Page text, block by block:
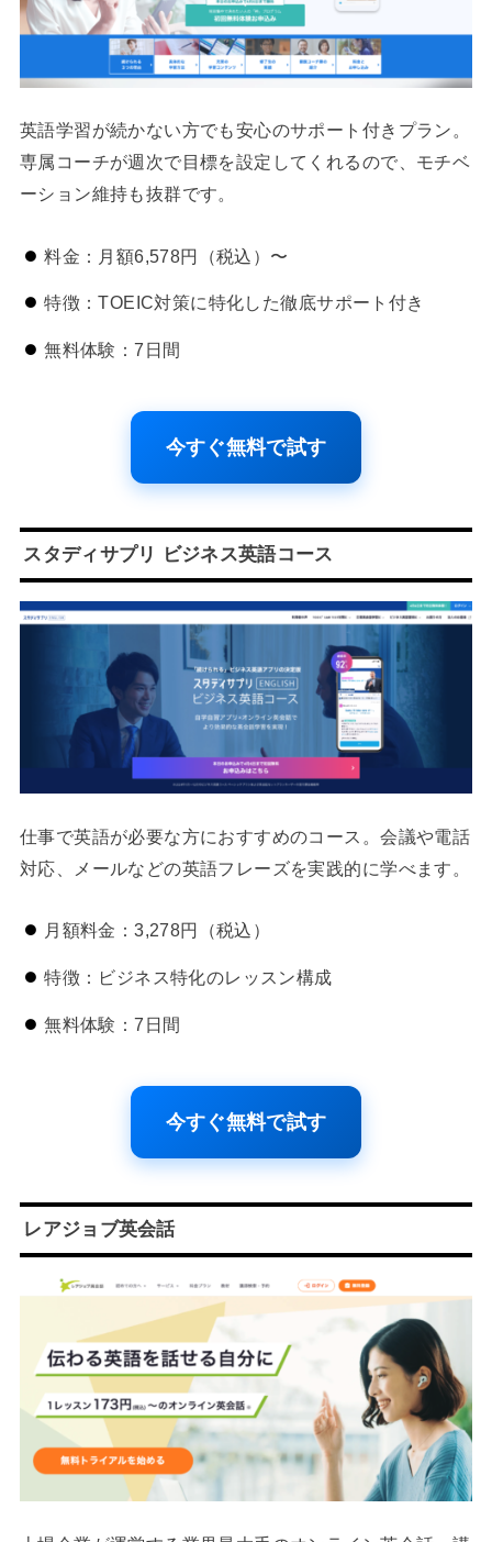
英語学習が続かない方でも安心のサポート付きプラン。
専属コーチが週次で目標を設定してくれるので、モチベ
ーション維持も抜群です。
料金：月額6,578円（税込）〜
特徴：TOEIC対策に特化した徹底サポート付き
無料体験：7日間
今すぐ無料で試す
スタディサプリ ビジネス英語コース
仕事で英語が必要な方におすすめのコース。会議や電話
対応、メールなどの英語フレーズを実践的に学べます。
月額料金：3,278円（税込）
特徴：ビジネス特化のレッスン構成
無料体験：7日間
今すぐ無料で試す
レアジョブ英会話